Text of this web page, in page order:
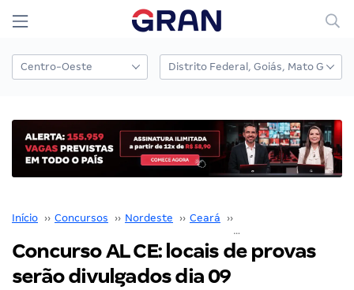
Início ›› Concursos ›› Nordeste ›› Ceará ››
Concurso AL CE: locais de provas
serão divulgados dia 09